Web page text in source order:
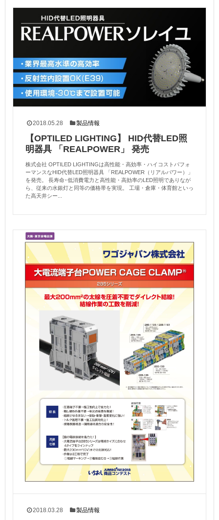
2018.05.28 製品情報
【OPTILED LIGHTING】 HID代替LED照
明器具 「REALPOWER」 発売
株式会社 OPTILED LIGHTINGは高性能・高効率・ハイコストパフォ
ーマンスなHID代替LED照明器具 「REALPOWER（リアルパワー）」
を発売。 長寿命･低消費電力と高性能・高効率のLED照明でありなが
ら、従来の水銀灯と同等の価格帯を実現。 工場・倉庫・体育館といっ
た高天井シー...
2018.03.28 製品情報